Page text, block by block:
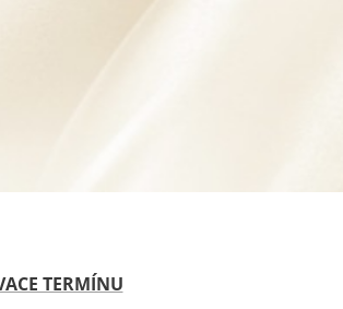
TERMÍNU